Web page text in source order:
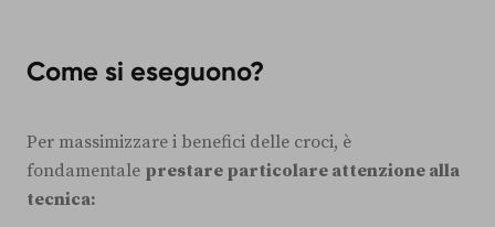
Come si eseguono?
Per massimizzare i benefici delle croci, è
fondamentale prestare particolare attenzione alla
tecnica: